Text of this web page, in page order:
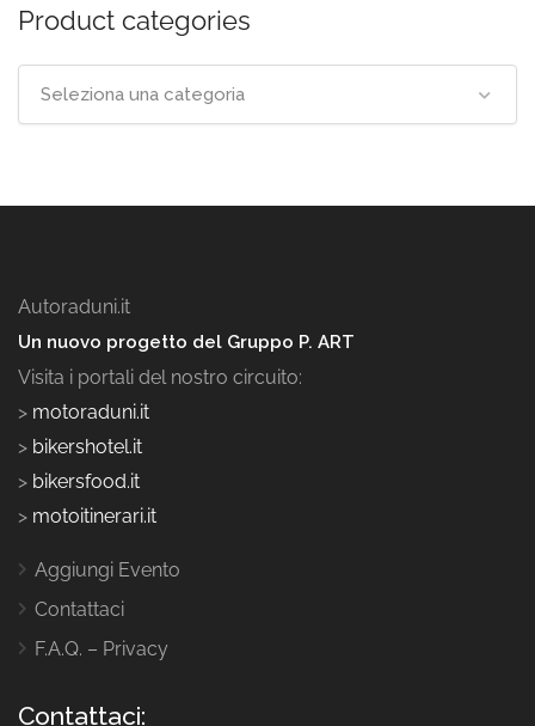
Product categories
Seleziona una categoria
Autoraduni.it
Un nuovo progetto del Gruppo P. ART
Visita i portali del nostro circuito:
> motoraduni.it
> bikershotel.it
> bikersfood.it
> motoitinerari.it
Aggiungi Evento
Contattaci
F.A.Q. – Privacy
Contattaci: